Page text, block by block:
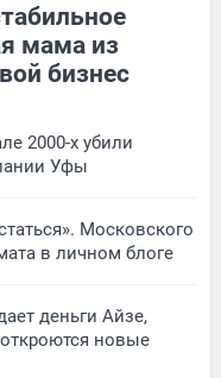
мама из
бизнес
2000-х убили
Уфы
Московского
в личном блоге
деньги Айзе,
новые